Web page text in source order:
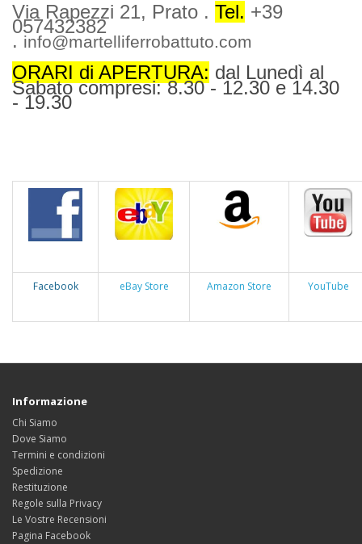
Via Rapezzi 21, Prato . Tel. +39
057432382
. info@martelliferrobattuto.com
ORARI di APERTURA: dal Lunedì al
Sabato compresi: 8.30 - 12.30 e 14.30
- 19.30
Facebook eBay Store Amazon Store YouTube
Informazione
Chi Siamo
Dove Siamo
Termini e condizioni
Spedizione
Restituzione
Regole sulla Privacy
Le Vostre Recensioni
Pagina Facebook